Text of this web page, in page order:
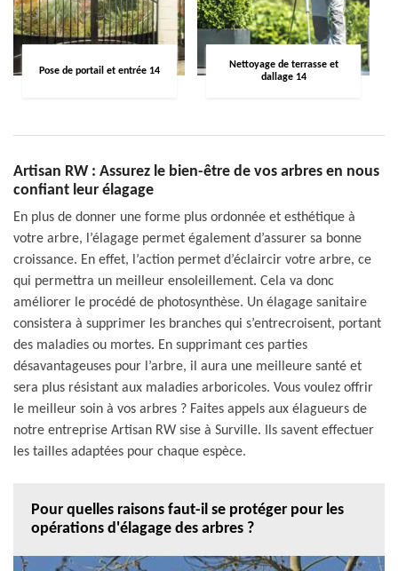
Pose de portail et entrée 14
Nettoyage de terrasse et
dallage 14
Artisan RW : Assurez le bien-être de vos arbres en nous
confiant leur élagage
En plus de donner une forme plus ordonnée et esthétique à
votre arbre, l’élagage permet également d’assurer sa bonne
croissance. En effet, l’action permet d’éclaircir votre arbre, ce
qui permettra un meilleur ensoleillement. Cela va donc
améliorer le procédé de photosynthèse. Un élagage sanitaire
consistera à supprimer les branches qui s’entrecroisent, portant
des maladies ou mortes. En supprimant ces parties
désavantageuses pour l’arbre, il aura une meilleure santé et
sera plus résistant aux maladies arboricoles. Vous voulez offrir
le meilleur soin à vos arbres ? Faites appels aux élagueurs de
notre entreprise Artisan RW sise à Surville. Ils savent effectuer
les tailles adaptées pour chaque espèce.
Pour quelles raisons faut-il se protéger pour les
opérations d'élagage des arbres ?